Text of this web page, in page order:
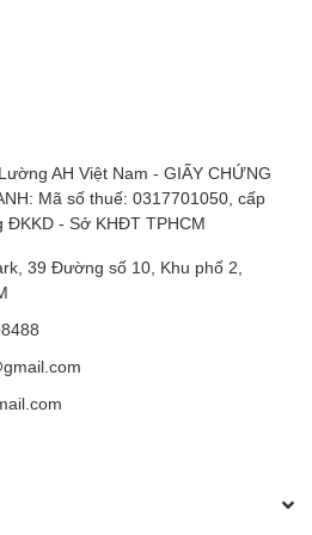
đến 122℉)
36.000
AH Việt Nam - GIẤY CHỨNG
Mã số thuế: 0317701050, cấp
ĐKKD - Sở KHĐT TPHCM
39 Đường số 10, Khu phố 2,